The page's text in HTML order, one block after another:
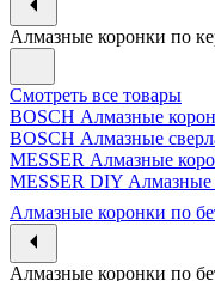
Алмазные коронки по
Смотреть все товары
BOSCH Алмазные
BOSCH Алмазные
MESSER Алмазные
MESSER DIY Алмазные
Алмазные коронки по
Алмазные коронки по